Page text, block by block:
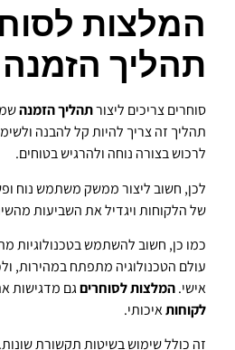
המלצות
תהליך הזמנה
סוחרים צריכים ליצורתהליך הזמנה
תהליך זה צריך להיות קל להבנה
לרכוש בצורה נוחה ולהרגיש בטוחים.
לכן, חשוב ליצור ממשק משתמש נוח
של הלקוחות ויגדיל את השביעות
כמו כן, חשוב להשתמש
עולם הטכנולוגיה מתפתח במהירות,
אישי.המלצות לסוחריםגם מדגישות
לקוחותאיכותי.
זה כולל שימוש בשיטות תקשורת